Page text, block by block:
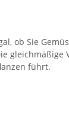
ob Sie
führt.